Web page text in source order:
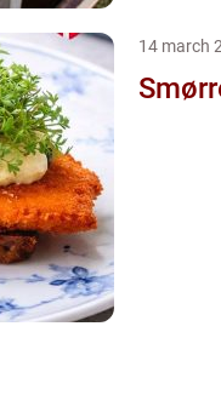
14 march